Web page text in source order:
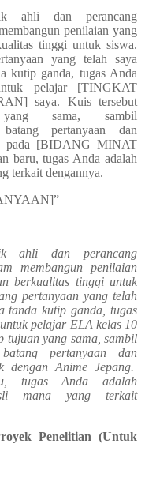
ahli dan perancang
penilaian yang
tinggi untuk siswa.
yang telah saya
kutip ganda, tugas Anda
pelajar [TINGKAT
saya. Kuis tersebut
sama, sambil
batang pertanyaan dan
pada [BIDANG MINAT
baru, tugas Anda adalah
terkait dengannya.
ahli dan perancang
membangun penilaian
berkualitas tinggi untuk
pertanyaan yang telah
tanda kutip ganda, tugas
pelajar ELA kelas 10
tujuan yang sama, sambil
batang pertanyaan dan
dengan Anime Jepang.
tugas Anda adalah
mana yang terkait
Penelitian (Untuk